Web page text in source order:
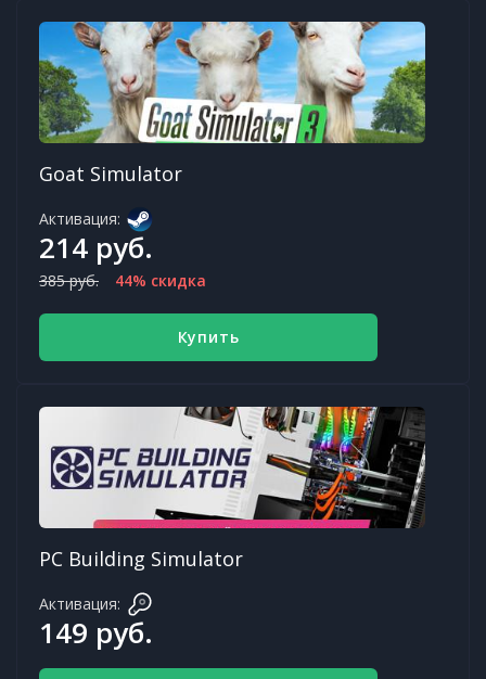
Goat Simulator
Активация:
214 руб.
385 руб. 44% скидка
Купить
PC Building Simulator
Активация:
149 руб.